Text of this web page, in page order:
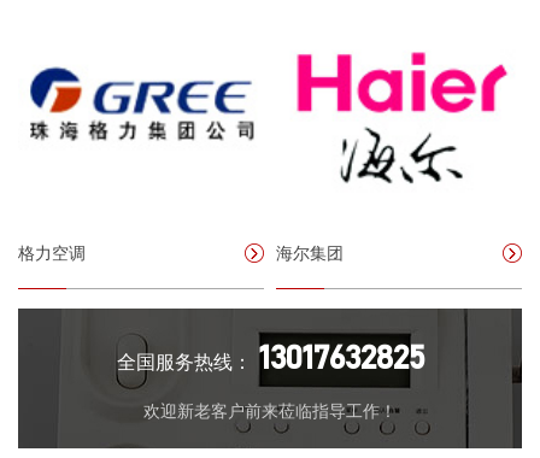
格力空调 海尔集团
全国服务热线： 13017632825
欢迎新老客户前来莅临指导工作！